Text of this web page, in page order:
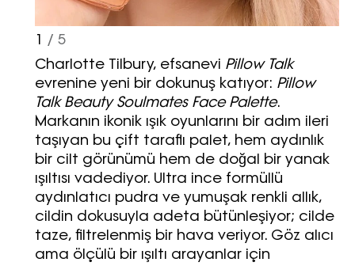
1 / 5
Charlotte Tilbury, efsanevi Pillow Talk
evrenine yeni bir dokunuş katıyor: Pillow
Talk Beauty Soulmates Face Palette.
Markanın ikonik ışık oyunlarını bir adım ileri
taşıyan bu çift taraflı palet, hem aydınlık
bir cilt görünümü hem de doğal bir yanak
ışıltısı vadediyor. Ultra ince formüllü
aydınlatıcı pudra ve yumuşak renkli allık,
cildin dokusuyla adeta bütünleşiyor; cilde
taze, filtrelenmiş bir hava veriyor. Göz alıcı
ama ölçülü bir ışıltı arayanlar için